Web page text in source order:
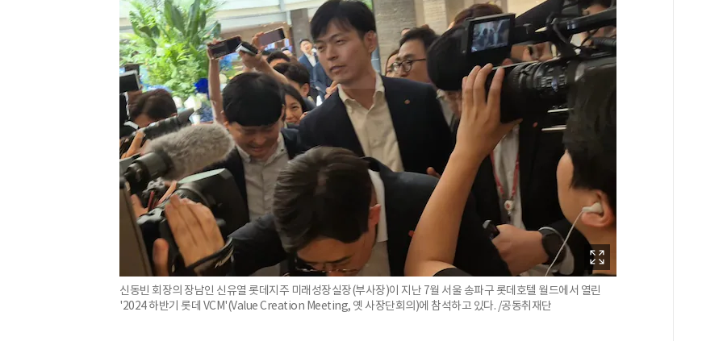
신동빈 회장의 장남인 신유열 롯데지주 미래성장실장(부사장)이 지난 7월 서울 송파구 롯데호텔 월드에서 열린
'2024 하반기 롯데 VCM'(Value Creation Meeting, 옛 사장단회의)에 참석하고 있다. /공동취재단